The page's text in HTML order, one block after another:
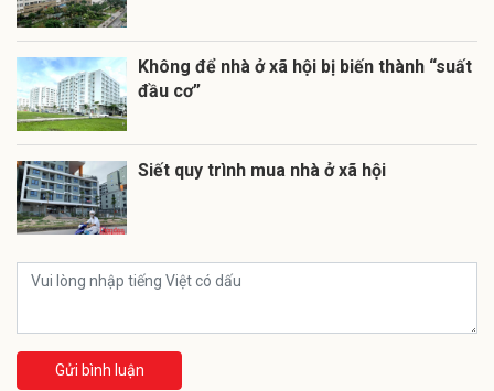
Không để nhà ở xã hội bị biến thành “suất
đầu cơ”
Siết quy trình mua nhà ở xã hội
Gửi bình luận